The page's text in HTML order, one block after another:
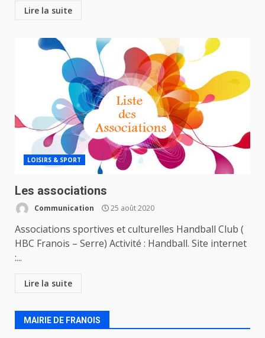
Lire la suite
LOISIRS & SPORT
Les associations
Communication 25 août 2020
Associations sportives et culturelles Handball Club (
HBC Franois – Serre) Activité : Handball. Site internet
:...
Lire la suite
MAIRIE DE FRANOIS